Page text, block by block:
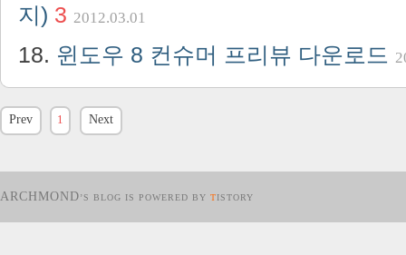
지) 3 2012.03.01
윈도우 8 컨슈머 프리뷰 다운로드
Prev 1 Next
ARCHMOND’S BLOG IS POWERED BY TISTORY